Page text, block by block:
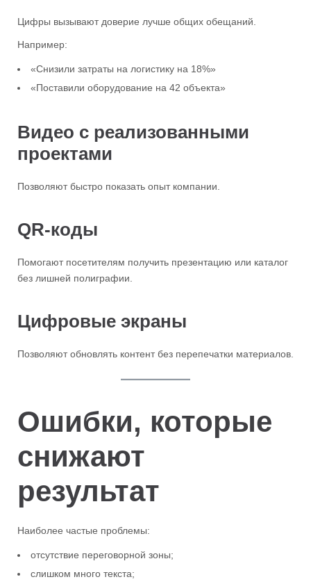
Цифры вызывают доверие лучше общих обещаний.
Например:
«Снизили затраты на логистику на 18%»
«Поставили оборудование на 42 объекта»
Видео с реализованными
проектами
Позволяют быстро показать опыт компании.
QR-коды
Помогают посетителям получить презентацию или каталог
без лишней полиграфии.
Цифровые экраны
Позволяют обновлять контент без перепечатки материалов.
Ошибки, которые
снижают
результат
Наиболее частые проблемы:
отсутствие переговорной зоны;
слишком много текста;